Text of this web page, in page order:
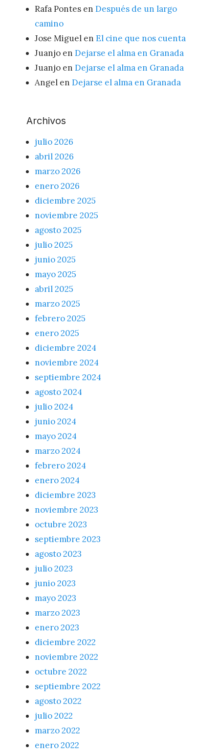
Rafa Pontes en Después de un largo
camino
Jose Miguel en El cine que nos cuenta
Juanjo en Dejarse el alma en Granada
Juanjo en Dejarse el alma en Granada
Angel en Dejarse el alma en Granada
Archivos
julio 2026
abril 2026
marzo 2026
enero 2026
diciembre 2025
noviembre 2025
agosto 2025
julio 2025
junio 2025
mayo 2025
abril 2025
marzo 2025
febrero 2025
enero 2025
diciembre 2024
noviembre 2024
septiembre 2024
agosto 2024
julio 2024
junio 2024
mayo 2024
marzo 2024
febrero 2024
enero 2024
diciembre 2023
noviembre 2023
octubre 2023
septiembre 2023
agosto 2023
julio 2023
junio 2023
mayo 2023
marzo 2023
enero 2023
diciembre 2022
noviembre 2022
octubre 2022
septiembre 2022
agosto 2022
julio 2022
marzo 2022
enero 2022